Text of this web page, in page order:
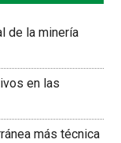
de la minería
en las
más técnica